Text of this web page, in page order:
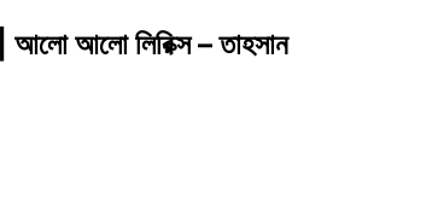
আলো লিরিক্স – তাহসান